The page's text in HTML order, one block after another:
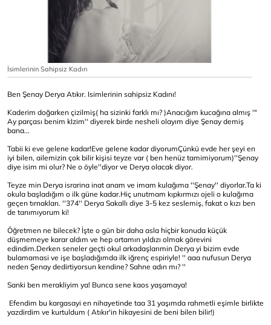
İsimlerinin Sahipsiz Kadın
Ben Şenay Derya Atıkır. Isimlerinin sahipsiz Kadını!
Kaderim doğarken çizilmiş( ha sizinki farklı mı? )Anacığım kucağına almış '"
Ay parçası benim kIzim'' diyerek birde nesheli olayım diye Şenay demiş
bana...
Tabii ki eve gelene kadar!Eve gelene kadar diyorumÇünkü evde her şeyi en
iyi bilen, ailemizin çok bilir kişisi teyze var ( ben henüz tamimiyorum)''Şenay
diye isim mi olur? Ne o öyle''diyor ve Derya olacak diyor.
Teyze min Derya israrina inat anam ve imam kulağıma ''Şenay'' diyorlar.Ta ki
okula başladığım o ilk güne kadar.Hiç unutmam kıpkırmızı ojeli o kulağıma
geçen tırnakları. ''374'' Derya Sakallı diye 3-5 kez seslemiş, fakat o kızı ben
de tanımıyorum ki!
Öğretmen ne bilecek? İşte o gün bir daha asla hiçbir konuda küçük
düşmemeye karar aldım ve hep ortamın yıldızı olmak görevini
edindim.Derken seneler geçti okul arkadaşlarımin Derya yi bizim evde
bulamamasi ve işe başladığımda ilk iğrenç espiriyle! '' aaa nufusun Derya
neden Şenay dedirtiyorsun kendine? Sahne adın mı? ''
Sanki ben merakliyim ya! Bunca sene kaos yaşamaya!
Efendim bu kargasayi en nihayetinde taa 31 yaşımda rahmetli eşimle birlikte
yazdirdim ve kurtuldum ( Atıkır'in hikayesini de beni bilen bilir!)